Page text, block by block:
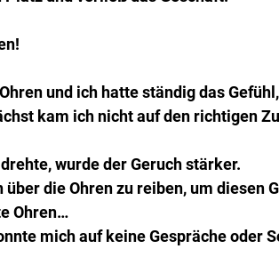
und ich hatte ständig das
kam ich nicht auf den richtigen
wurde der Geruch stärker.
die Ohren zu reiben, um diesen
Ohren…
mich auf keine Gespräche oder